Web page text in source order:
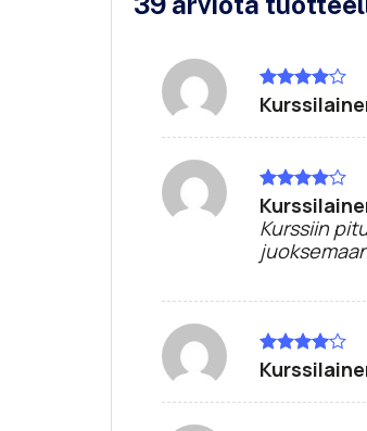
Arvostelu
4/ 5
Arvostelu
tuotteesta:
4/ 5
Kurssiin
Arvostelu
4/ 5